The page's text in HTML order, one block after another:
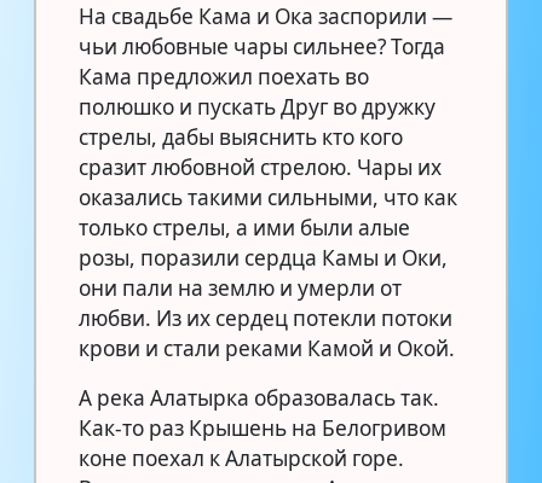
На свадьбе Кама и Ока заспорили —
чьи любовные чары сильнее? Тогда
Кама предложил поехать во
полюшко и пускать Друг во дружку
стрелы, дабы выяснить кто кого
сразит любовной стрелою. Чары их
оказались такими сильными, что как
только стрелы, а ими были алые
розы, поразили сердца Камы и Оки,
они пали на землю и умерли от
любви. Из их сердец потекли потоки
крови и стали реками Камой и Окой.
А река Алатырка образовалась так.
Как-то раз Крышень на Белогривом
коне поехал к Алатырской горе.